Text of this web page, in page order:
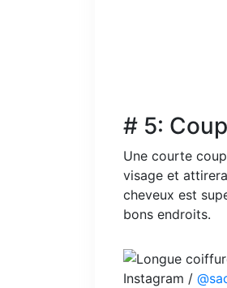
# 5:
Une courte
visage et
cheveux est
bons endroits.
Instagram /